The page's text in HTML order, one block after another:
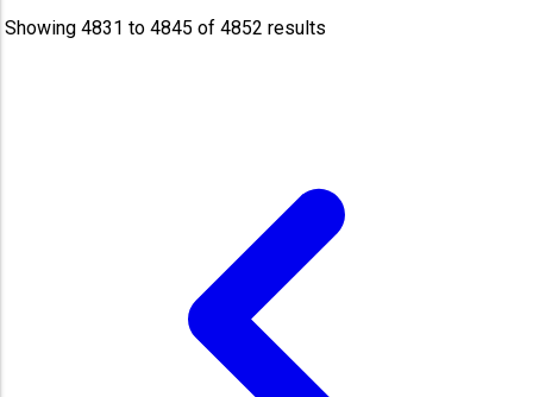
Showing4831 to4845 of4852 results